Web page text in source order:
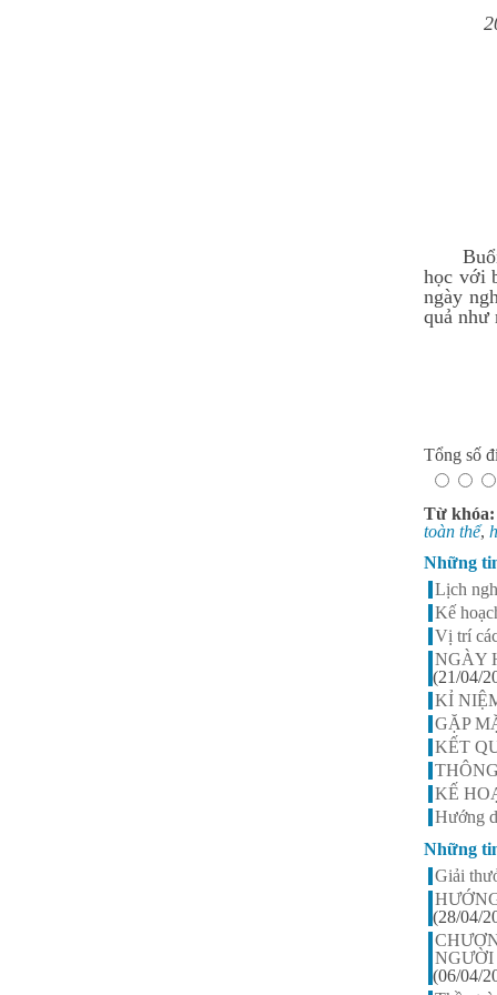
Buổi
học với
ngày
quả như
Tổng số
Từ khóa:
toàn thể,
Những
Lịch
Kế
Vị trí
NGÀY
(21/04/
KỈ
GẶP
KẾT
KẾ
Hướng
Những
Giải
(28/04/
(06/04/